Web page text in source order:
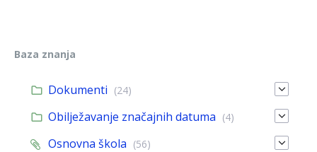
Baza znanja
Dokumenti (24)
Obilježavanje značajnih datuma (4)
Osnovna škola (56)